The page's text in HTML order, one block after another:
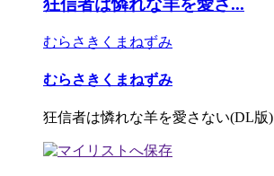
狂信者は憐れな羊を愛さ...
むらさきくまねずみ
むらさきくまねずみ
狂信者は憐れな羊を愛さない(DL版)